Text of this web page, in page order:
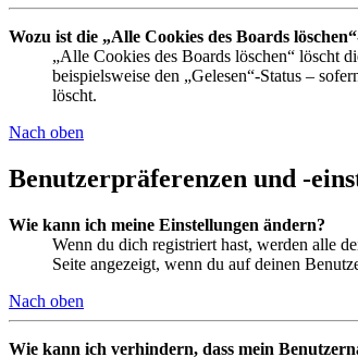
Wozu ist die „Alle Cookies des Boards
„Alle Cookies des Boards löschen“ löscht
beispielsweise den „Gelesen“-Status –
löscht.
Nach oben
Benutzerpräferenzen und -
Wie kann ich meine Einstellungen ändern?
Wenn du dich registriert hast, werden alle
Seite angezeigt, wenn du auf deinen
Nach oben
Wie kann ich verhindern, dass mein